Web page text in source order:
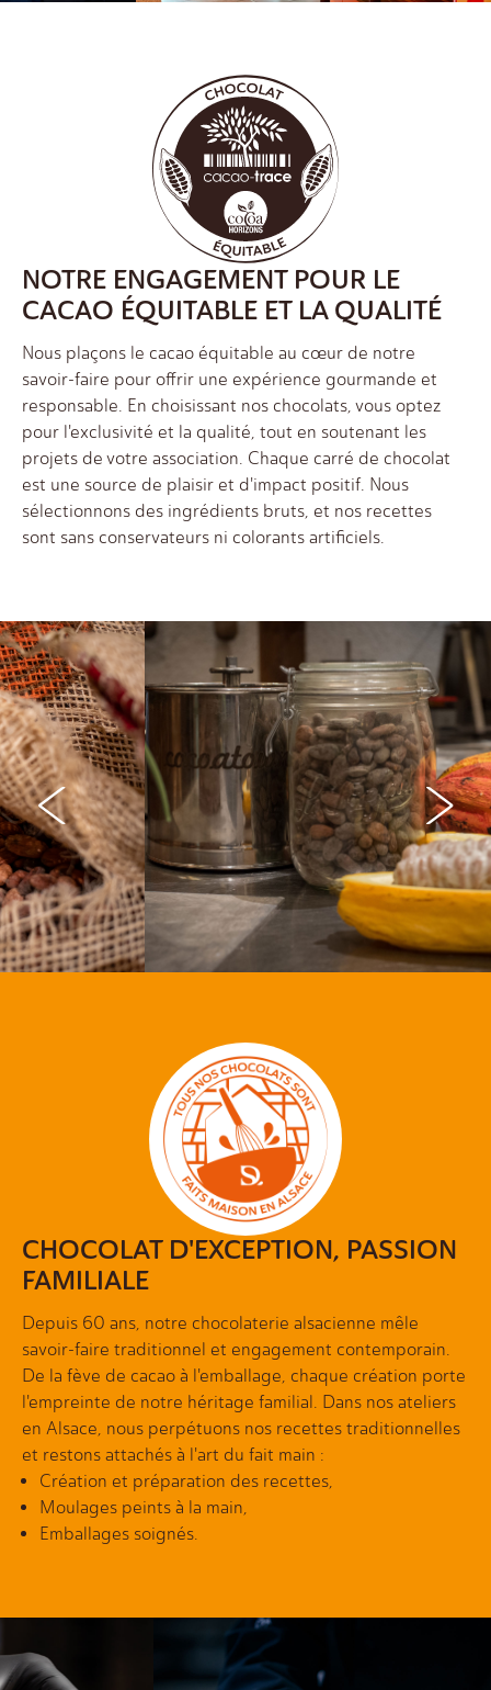
NOTRE ENGAGEMENT POUR LE
CACAO ÉQUITABLE ET LA QUALITÉ
Nous plaçons le cacao équitable au cœur de notre
savoir-faire pour offrir une expérience gourmande et
responsable. En choisissant nos chocolats, vous optez
pour l'exclusivité et la qualité, tout en soutenant les
projets de votre association. Chaque carré de chocolat
est une source de plaisir et d'impact positif. Nous
sélectionnons des ingrédients bruts, et nos recettes
sont sans conservateurs ni colorants artificiels.
>
<
CHOCOLAT D'EXCEPTION, PASSION
FAMILIALE
Depuis 60 ans, notre chocolaterie alsacienne mêle
savoir-faire traditionnel et engagement contemporain.
De la fève de cacao à l'emballage, chaque création porte
l'empreinte de notre héritage familial. Dans nos ateliers
en Alsace, nous perpétuons nos recettes traditionnelles
et restons attachés à l'art du fait main :
Création et préparation des recettes,
Moulages peints à la main,
Emballages soignés.